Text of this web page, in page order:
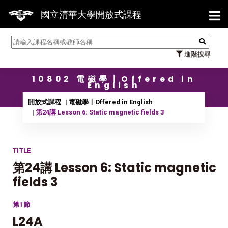
國立清華大學開放式課程
進階搜尋
【7/
10802 電磁學〡Offered in
English
開放式課程
電磁學〡Offered in English
第24講 Lesson 6: Static magnetic fields 3
TITLE
第24講 Lesson 6: Static magnetic
fields 3
第1節
L24A